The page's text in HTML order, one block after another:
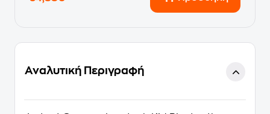
Αναλυτική Περιγραφή